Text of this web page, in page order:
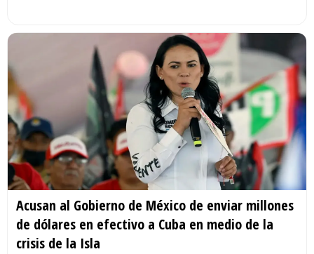
Acusan al Gobierno de México de enviar millones
de dólares en efectivo a Cuba en medio de la
crisis de la Isla